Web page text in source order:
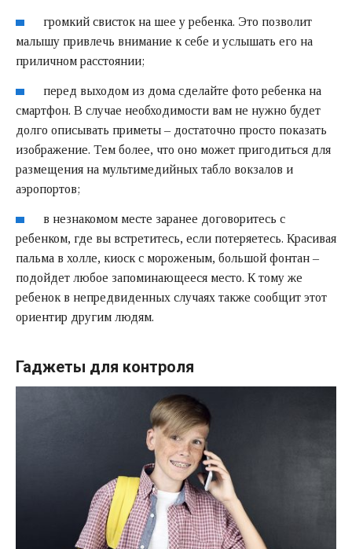
громкий свисток на шее у ребенка. Это позволит
малышу привлечь внимание к себе и услышать его на
приличном расстоянии;
перед выходом из дома сделайте фото ребенка на
смартфон. В случае необходимости вам не нужно будет
долго описывать приметы – достаточно просто показать
изображение. Тем более, что оно может пригодиться для
размещения на мультимедийных табло вокзалов и
аэропортов;
в незнакомом месте заранее договоритесь с
ребенком, где вы встретитесь, если потеряетесь. Красивая
пальма в холле, киоск с мороженым, большой фонтан –
подойдет любое запоминающееся место. К тому же
ребенок в непредвиденных случаях также сообщит этот
ориентир другим людям.
Гаджеты для контроля